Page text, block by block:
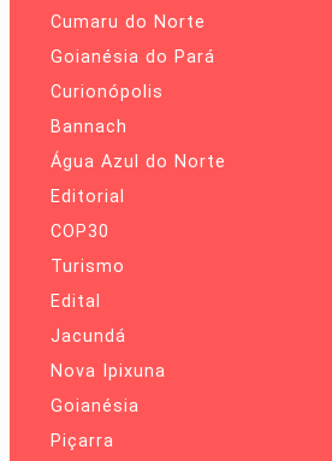
Cumaru do Norte
Goianésia do Pará
Curionópolis
Bannach
Água Azul do Norte
Editorial
COP30
Turismo
Edital
Jacundá
Nova Ipixuna
Goianésia
Piçarra